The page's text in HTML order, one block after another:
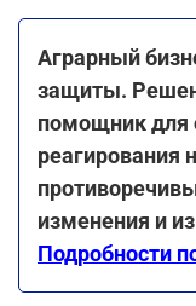
Аграрный
защиты.
помощник для
реагирования
изменения и
Подробности